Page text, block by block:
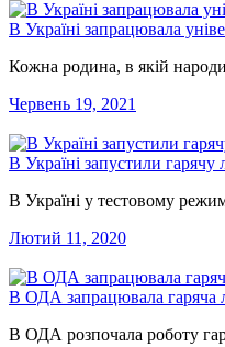
В Україні запрацювала
Кожна родина, в якій
Червень 19, 2021
В Україні запустили
В Україні у тестовому
Лютий 11, 2020
В ОДА запрацювала гаряча
В ОДА розпочала роботу